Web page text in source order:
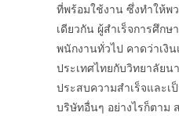
ที่พร้อมใช้งาน ซึ่งทำให้พ
เดียวกัน ผู้สำเร็จการศึก
พนักงานทั่วไป คาดว่าเงิ
ประเทศไทยกับวิทยาลัย
ประสบความสำเร็จและ
บริษัทอื่นๆ อย่างไรก็ตาม